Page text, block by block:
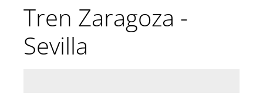
Tren Zaragoza -
Sevilla